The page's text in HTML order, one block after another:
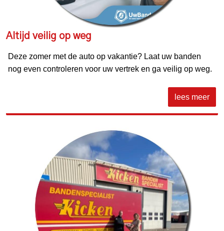
Altijd veilig op weg
Deze zomer met de auto op vakantie? Laat uw banden
nog even controleren voor uw vertrek en ga veilig op weg.
lees meer